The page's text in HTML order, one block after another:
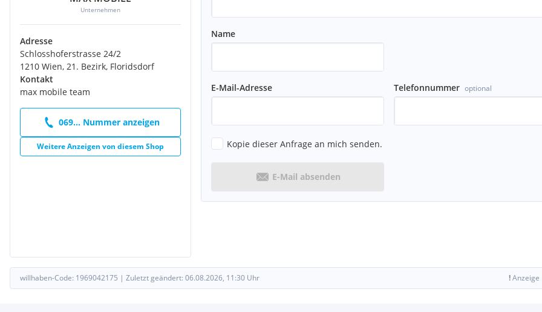
Unternehmen
Adresse
Schlosshoferstrasse 24/2
1210 Wien, 21. Bezirk, Floridsdorf
Kontakt
max mobile team
069... Nummer anzeigen
Weitere Anzeigen von diesem Shop
Name
E-Mail-Adresse Telefonnummer optional
Kopie dieser Anfrage an mich senden.
E-Mail absenden
willhaben-Code: 1969042175 | Zuletzt geändert: 06.08.2026, 11:30 Uhr !Anzeige